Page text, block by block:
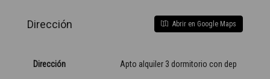
Dirección Abrir en Google Maps
Dirección Apto alquiler 3 dormitorio con dep